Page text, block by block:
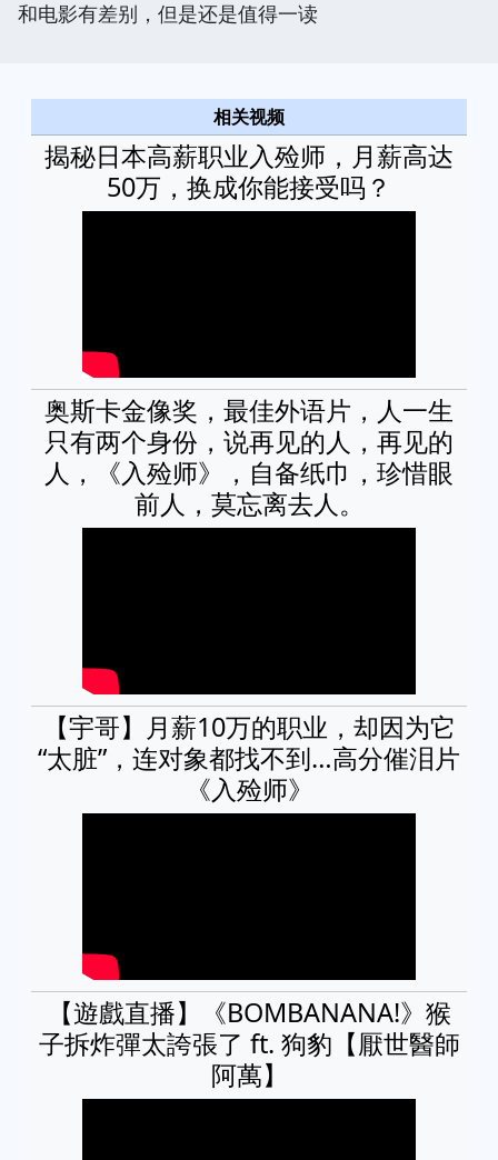
和电影有差别，但是还是值得一读
相关视频
揭秘日本高薪职业入殓师，月薪高达
50万，换成你能接受吗？
奥斯卡金像奖，最佳外语片，人一生
只有两个身份，说再见的人，再见的
人，《入殓师》，自备纸巾，珍惜眼
前人，莫忘离去人。
【宇哥】月薪10万的职业，却因为它
“太脏”，连对象都找不到…高分催泪片
《入殓师》
【遊戲直播】《BOMBANANA!》猴
子拆炸彈太誇張了 ft. 狗豹【厭世醫師
阿萬】